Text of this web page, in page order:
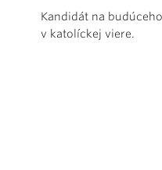
Kandidát na
v katolíckej viere.